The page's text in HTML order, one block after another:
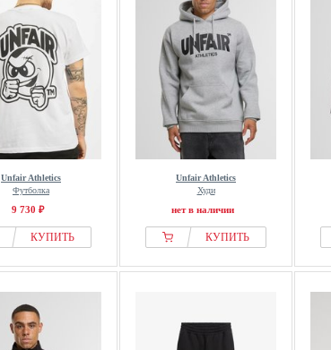
Unfair Athletics
Футболка
9 730 ₽
КУПИТЬ
Unfair Athletics
Худи
нет в наличии
КУПИТЬ